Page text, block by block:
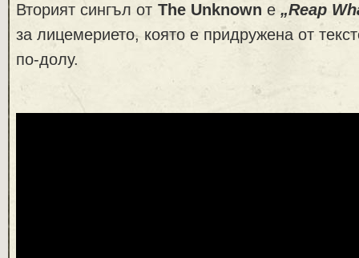
Вторият сингъл от The Unknown е„Reap
за лицемерието, която е придружена от
по-долу.